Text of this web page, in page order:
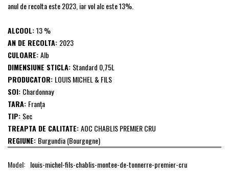
anul de recolta este 2023, iar vol alc este 13%.
ALCOOL:13 %
AN DE RECOLTA: 2023
CULOARE:Alb
DIMENSIUNE STICLA: Standard 0,75L
PRODUCATOR: LOUIS MICHEL & FILS
SOI: Chardonnay
TARA: Franţa
TIP: Sec
TREAPTA DE CALITATE:AOC CHABLIS PREMIER CRU
REGIUNE: Burgundia (Bourgogne)
Model: louis-michel-fils-chablis-montee-de-tonnerre-premier-cru